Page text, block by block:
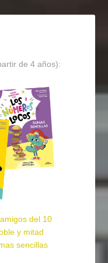
de 4 años):
del 10
y mitad
sencillas